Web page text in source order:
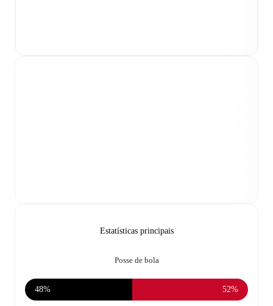
Estatísticas principais
Posse de bola
48% 52%